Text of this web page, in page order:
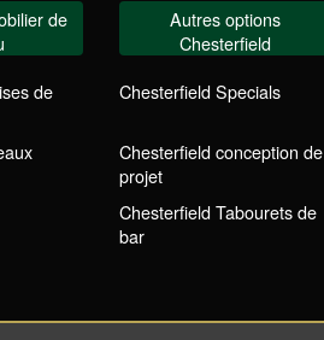
de
de
Autres options
Chesterfield
Chesterfield Specials
Chesterfield conception de
projet
Chesterfield Tabourets de
bar